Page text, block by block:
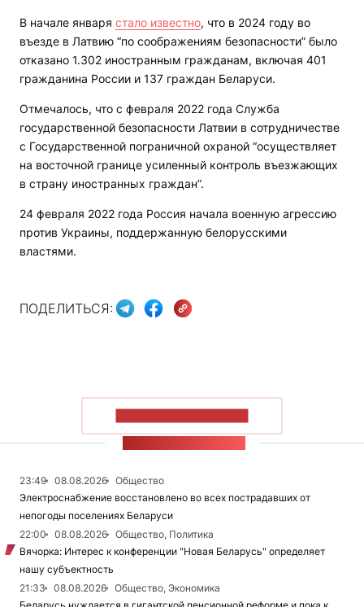
В начале января стало известно, что в 2024 году во
въезде в Латвию “по соображениям безопасности” было
отказано 1.302 иностранным гражданам, включая 401
гражданина России и 137 граждан Беларуси.
Отмечалось, что с февраля 2022 года Служба
государственной безопасности Латвии в сотрудничестве
с Государственной пограничной охраной “осуществляет
на восточной границе усиленный контроль въезжающих
в страну иностранных граждан”.
24 февраля 2022 года Россия начала военную агрессию
против Украины, поддержанную белорусскими
властями.
ПОДЕЛИТЬСЯ:
23:49 08.08.2026
Общество
Электроснабжение восстановлено во всех пострадавших от
непогоды поселениях Беларуси
22:00
08.08.2026
Общество, Политика
Вячорка: Интерес к конференции "Новая Беларусь" определяет
нашу субъектность
21:33
08.08.2026
Общество, Экономика